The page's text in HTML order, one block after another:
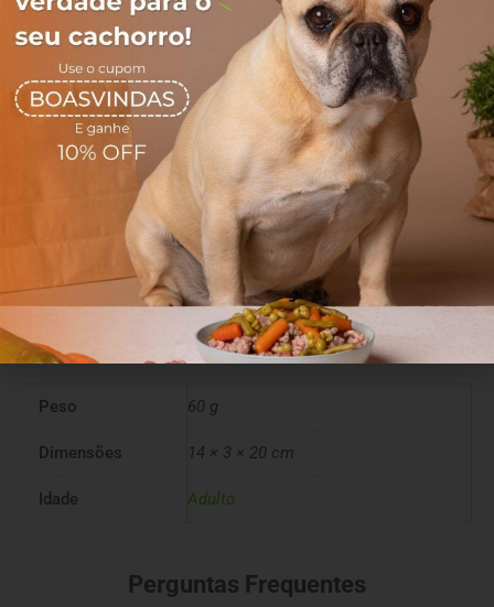
Nosso maior objetivo é oferecer saúde, qualidade de vida e
muito afeto através da alimentação.
Completos e nutritivos, nossos alimentos são capazes de
revolucionar a vida do seu melhor amigo!
Sem aditivos, sem conservantes e sem corantes.
Ingredientes
Pés de galinha
Mais informações
Peso 60 g
Dimensões 14 × 3 × 20 cm
Idade Adulto
Perguntas Frequentes